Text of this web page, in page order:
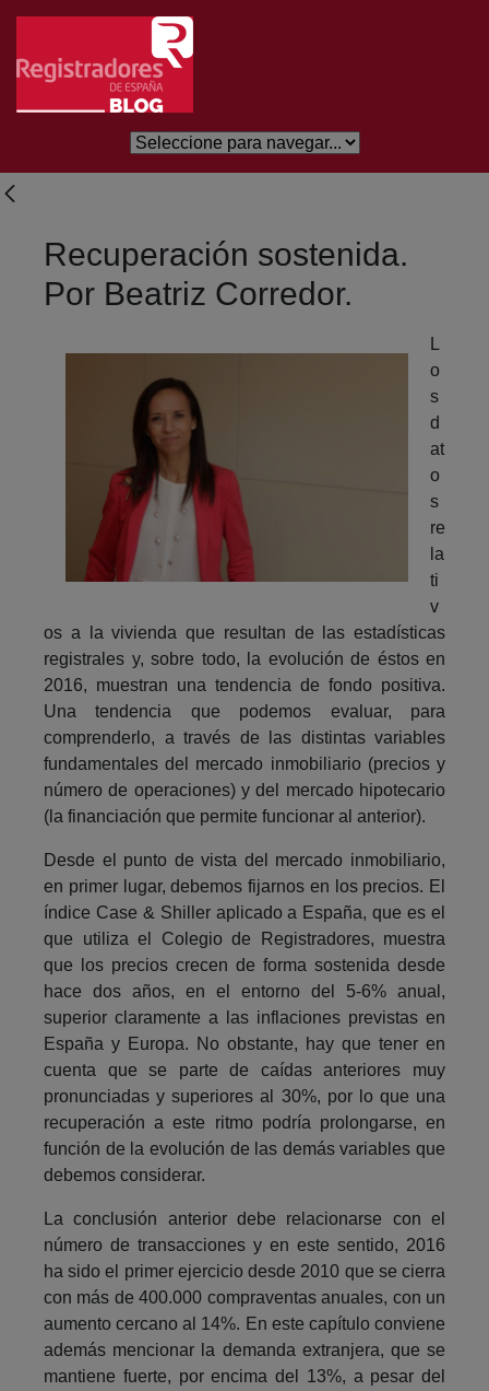
Skip to Main Content
Recuperación sostenida.
Por Beatriz Corredor.
L
o
s
d
at
o
s
re
la
ti
v
os a la vivienda que resultan de las estadísticas
registrales y, sobre todo, la evolución de éstos en
2016, muestran una tendencia de fondo positiva.
Una tendencia que podemos evaluar, para
comprenderlo, a través de las distintas variables
fundamentales del mercado inmobiliario (precios y
número de operaciones) y del mercado hipotecario
(la financiación que permite funcionar al anterior).
Desde el punto de vista del mercado inmobiliario,
en primer lugar, debemos fijarnos en los precios. El
índice Case & Shiller aplicado a España, que es el
que utiliza el Colegio de Registradores, muestra
que los precios crecen de forma sostenida desde
hace dos años, en el entorno del 5-6% anual,
superior claramente a las inflaciones previstas en
España y Europa. No obstante, hay que tener en
cuenta que se parte de caídas anteriores muy
pronunciadas y superiores al 30%, por lo que una
recuperación a este ritmo podría prolongarse, en
función de la evolución de las demás variables que
debemos considerar.
La conclusión anterior debe relacionarse con el
número de transacciones y en este sentido, 2016
ha sido el primer ejercicio desde 2010 que se cierra
con más de 400.000 compraventas anuales, con un
aumento cercano al 14%. En este capítulo conviene
además mencionar la demanda extranjera, que se
mantiene fuerte, por encima del 13%, a pesar del